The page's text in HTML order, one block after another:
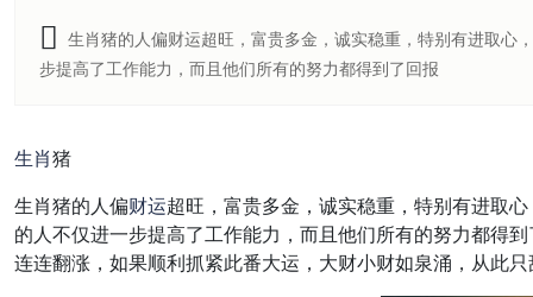
生肖猪的人偏财运超旺，富贵多金，诚实稳重，特别有进取心
步提高了工作能力，而且他们所有的努力都得到了回报
生肖猪
生肖猪的人偏财运超旺，富贵多金，诚实稳重，特别有进取
的人不仅进一步提高了工作能力，而且他们所有的努力都得
连连翻涨，如果顺利抓紧此番大运，大财小财如泉涌，从此